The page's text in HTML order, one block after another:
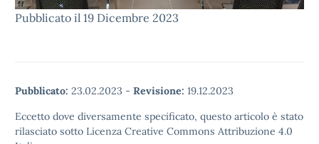
Pubblicato il 19 Dicembre 2023
Pubblicato: 23.02.2023 - Revisione: 19.12.2023
Eccetto dove diversamente specificato, questo articolo è stato
rilasciato sotto Licenza Creative Commons Attribuzione 4.0